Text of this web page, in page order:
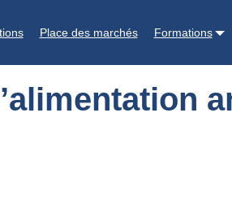
Place des marchés Formations